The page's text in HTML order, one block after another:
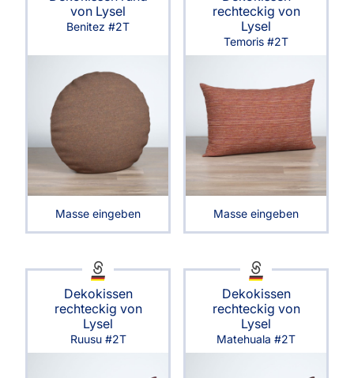
von Lysel
Benitez #2T
Masse eingeben
rechteckig von
Lysel
Temoris #2T
Masse eingeben
Dekokissen
rechteckig von
Lysel
Ruusu #2T
Dekokissen
rechteckig von
Lysel
Matehuala #2T